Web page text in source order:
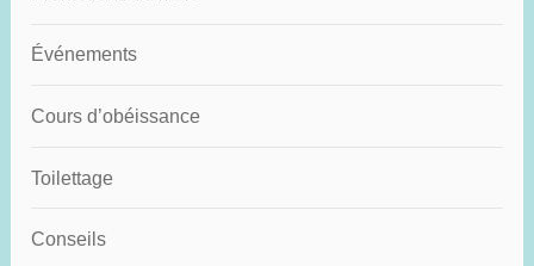
Événements
Cours d’obéissance
Toilettage
Conseils